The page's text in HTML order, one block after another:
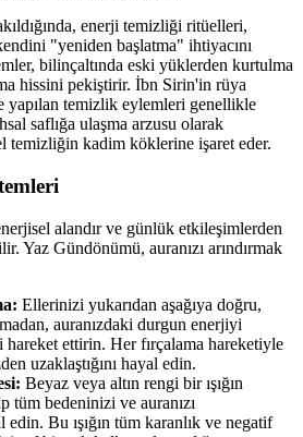
enerji temizliği ritüelleri,
"yeniden başlatma" ihtiyacını
bilinçaltında eski yüklerden kurtulma
hissini pekiştirir. İbn Sirin'in rüya
yapılan temizlik eylemleri genellikle
saflığa ulaşma arzusu olarak
temizliğin kadim köklerine işaret eder.
alandır ve günlük etkileşimlerden
Yaz Gündönümü, auranızı arındırmak
Ellerinizi yukarıdan aşağıya doğru,
auranızdaki durgun enerjiyi
hareket ettirin. Her fırçalama hareketiyle
uzaklaştığını hayal edin.
Beyaz veya altın rengi bir ışığın
tüm bedeninizi ve auranızı
Bu ışığın tüm karanlık ve negatif